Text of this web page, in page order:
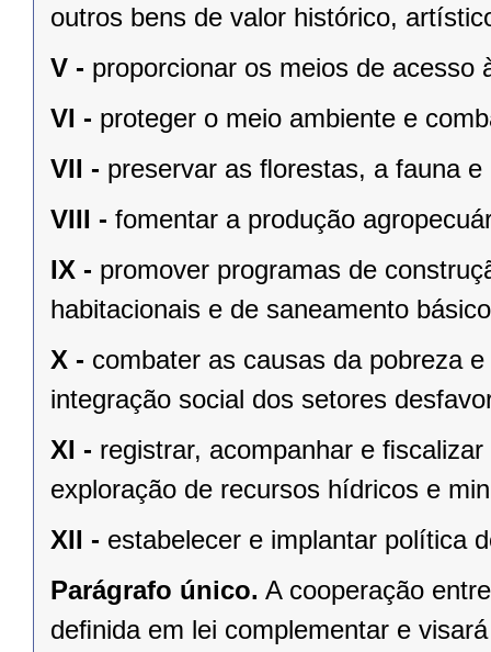
outros bens de valor histórico,
V - proporcionar os meios de acesso
VI - proteger o meio ambiente e
VII - preservar as ﬂorestas, a fauna e
VIII - fomentar a produção
IX - promover programas de
habitacionais e de saneamento
X - combater as causas da pobreza
integração social dos setores
XI - registrar, acompanhar e
exploração de recursos hídricos e
XII - estabelecer e implantar política
Parágrafo único. A cooperação
deﬁnida em lei complementar e